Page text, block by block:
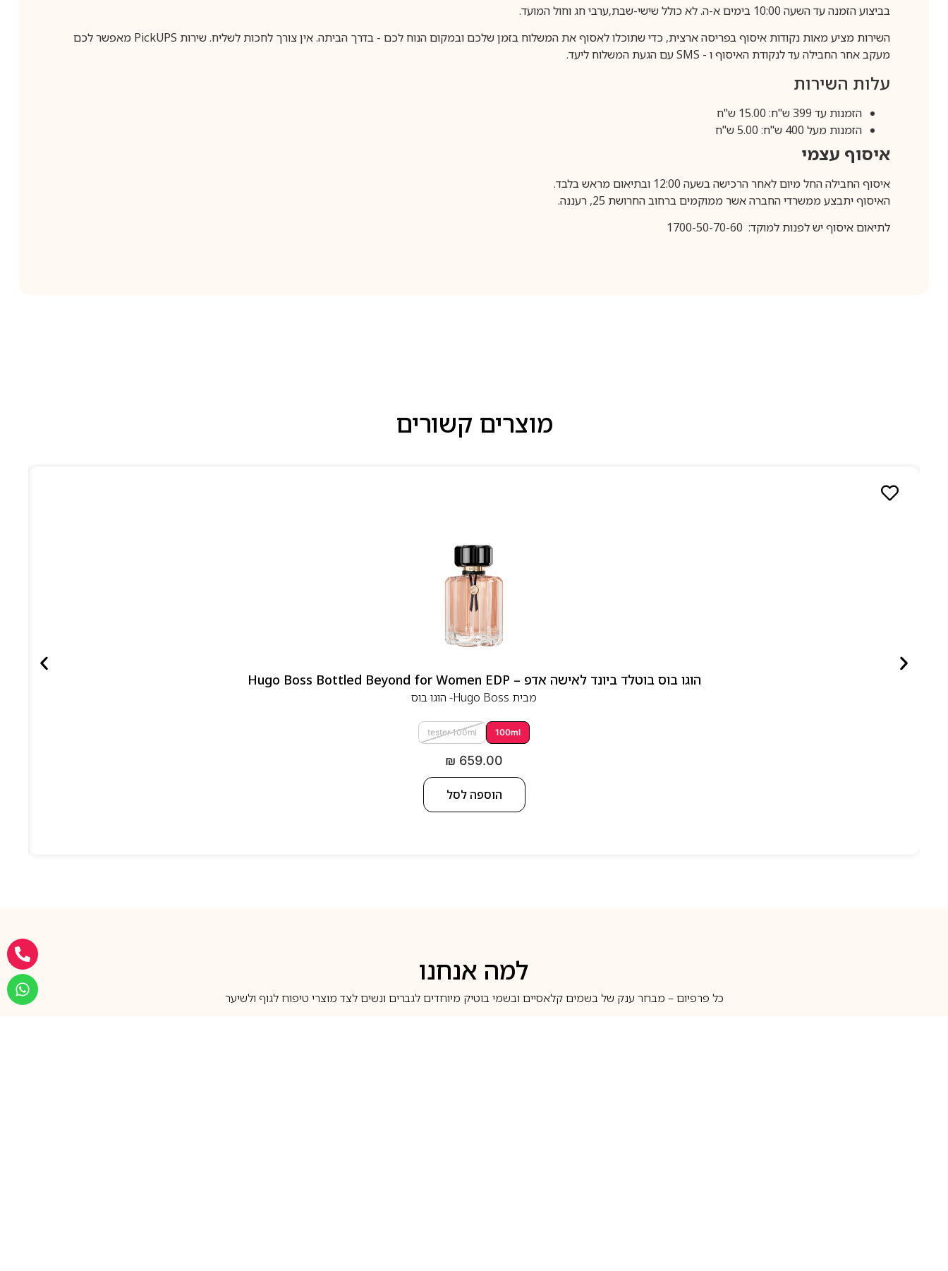
בביצוע הזמנה עד השעה 10:00 בימים א-ה. לא כולל שישי-שבת,ערבי חג וחול המועד.
השירות מציע מאות נקודות איסוף בפריסה ארצית, כדי שתוכלו לאסוף את המשלוח בזמן שלכם ובמקום הנוח לכם - בדרך הביתה. אין צורך לחכות לשליח. שירות PickUPS מאפשר לכם
מעקב אחר החבילה עד לנקודת האיסוף ו - SMSעם הגעת המשלוח ליעד.
עלות השירות
הזמנות עד 399 ש"ח: 15.00 ש"ח
הזמנות מעל 400 ש"ח: 5.00 ש"ח
איסוף עצמי
איסוף החבילה החל מיום לאחר הרכישה בשעה 12:00 ובתיאום מראש בלבד.
האיסוף יתבצע ממשרדי החברה אשר ממוקמים ברחוב החרושת 25, רעננה.
לתיאום איסוף יש לפנות למוקד: 1700-50-70-60
מוצרים קשורים
הוגו בוס בוטלד ביונד לאישה אדפ – Hugo Boss Bottled Beyond for Women EDP
מבית Hugo Boss- הוגו בוס
100ml
tester 100ml
₪ 659.00
הוספה לסל
למה אנחנו
כל פרפיום – מבחר ענק של בשמים קלאסיים ובשמי בוטיק מיוחדים לגברים ונשים לצד מוצרי טיפוח לגוף ולשיער